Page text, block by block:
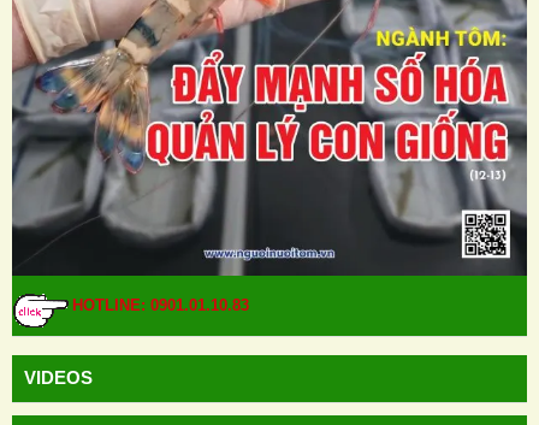
HOTLINE: 0901.01.10.83
VIDEOS